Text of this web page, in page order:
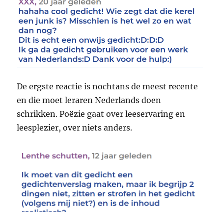
De ergste reactie is nochtans de meest recente
en die moet leraren Nederlands doen
schrikken. Poëzie gaat over leeservaring en
leesplezier, over niets anders.